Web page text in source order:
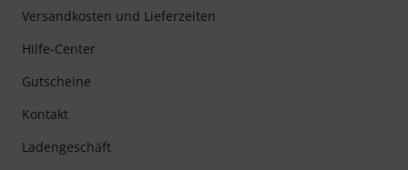
Versandkosten und Lieferzeiten
Hilfe-Center
Gutscheine
Kontakt
Ladengeschäft